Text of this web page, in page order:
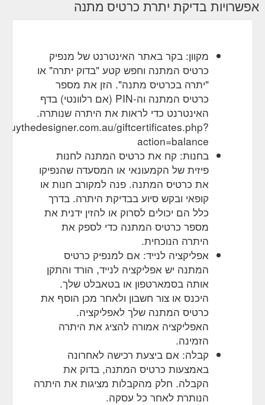
אפשרויות בדיקת יתרת כרטיס מתנה
מקוון: בקר באתר האינטרנט של מנפיק
כרטיס המתנה וחפש קטע "בדוק יתרה" או
"יתרה בכרטיס מתנה". הזן את מספר
כרטיס המתנה וה-PIN (אם רלוונטי) בדף
האינטרנט כדי לראות את היתרה שנותרה.
buythedesigner.com.au/giftcertificates.php?
action=balance
בחנות: קח את כרטיס המתנה לחנות
פיזית של הקמעונאי או המסעדה שהנפיקו
את כרטיס המתנה. פנה למקורב חנות או
קופאי ובקש סיוע בבדיקת היתרה. בדרך
כלל הם יכולים לסרוק או להזין ידנית את
מספר כרטיס המתנה כדי לספק את
היתרה הנוכחית.
אפליקציה לנייד: אם למנפיק כרטיס
המתנה יש אפליקציה לנייד, הורד והתקן
אותה בסמארטפון או בטאבלט שלך.
היכנס או צור חשבון ולאחר מכן הוסף את
כרטיס המתנה שלך לאפליקציה.
האפליקציה אמורה להציג את היתרה
הזמינה.
קבלה: אם ביצעת רכישה לאחרונה
באמצעות כרטיס המתנה, בדוק את
הקבלה. חלק מהקבלות מציגות את היתרה
הנותרת לאחר כל עסקה.